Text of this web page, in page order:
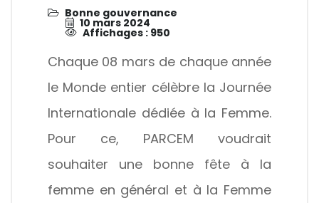
Bonne gouvernance
10 mars 2024
Affichages : 950
Chaque 08 mars de chaque année
le Monde entier célèbre la Journée
Internationale dédiée à la Femme.
Pour ce, PARCEM voudrait
souhaiter une bonne fête à la
femme en général et à la Femme